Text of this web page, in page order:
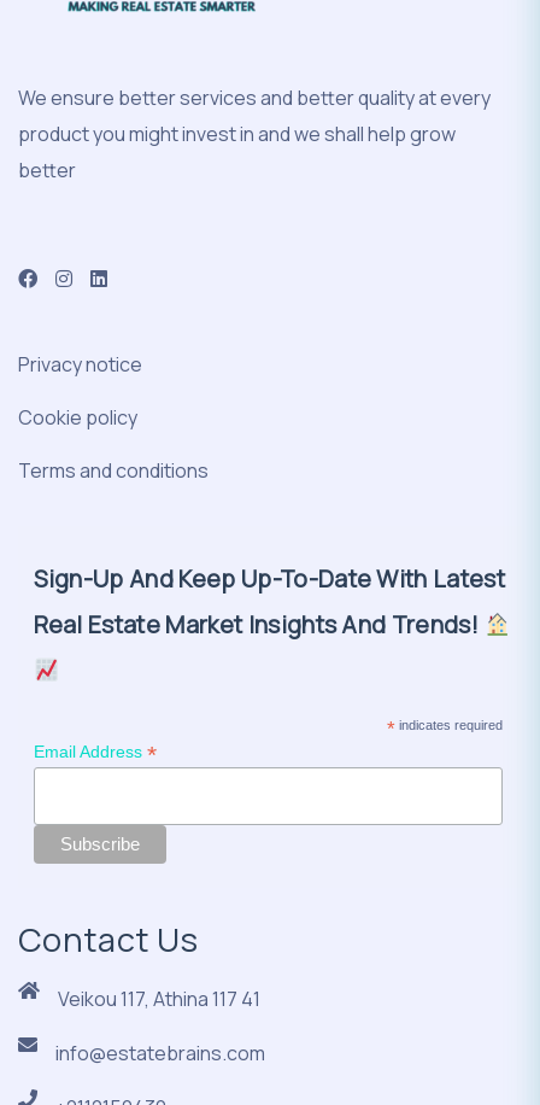
We ensure better services and better quality at every
product you might invest in and we shall help grow
better
Privacy notice
Cookie policy
Terms and conditions
Sign-Up And Keep Up-To-Date With Latest
Real Estate Market Insights And Trends!
*indicates required
Email Address *
Contact Us
Veikou 117, Athina 117 41
info@estatebrains.com